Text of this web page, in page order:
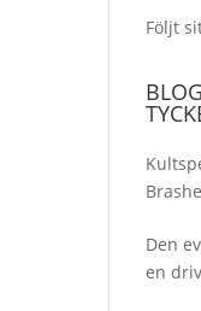
Följt
Den
en